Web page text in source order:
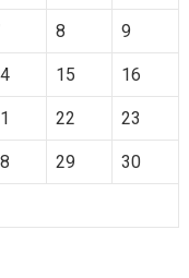
8 9
15 16
22 23
29 30